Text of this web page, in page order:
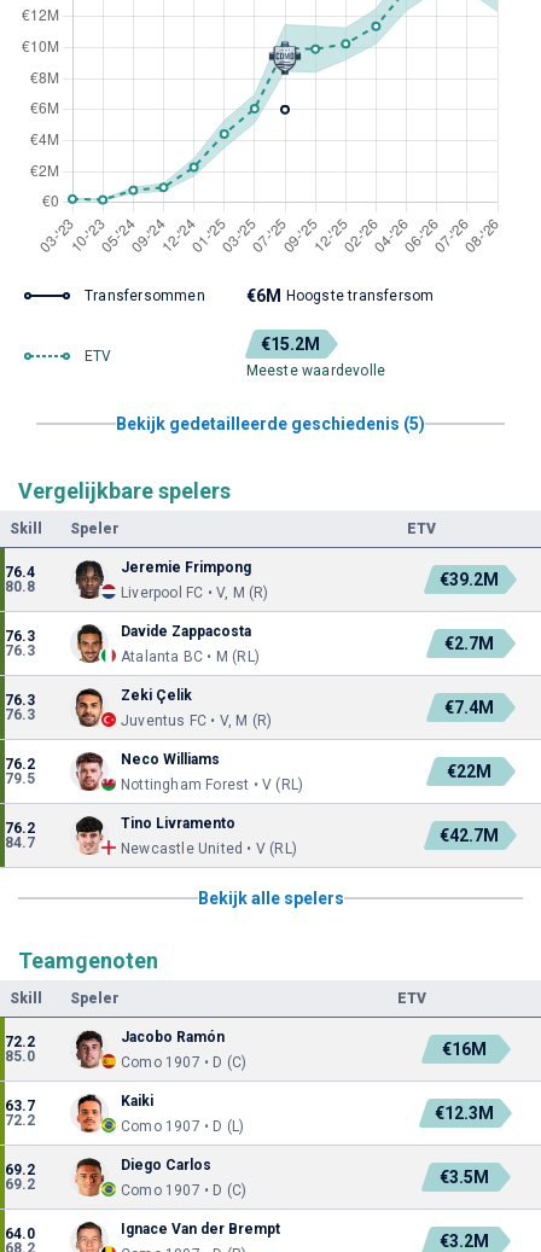
Transfersommen €6M Hoogste transfersom
ETV
€15.2M
Meeste waardevolle
Bekijk gedetailleerde geschiedenis (5)
Vergelijkbare spelers
Skill Speler ETV
76.4
80.8
Jeremie Frimpong
Liverpool FC • V, M (R)
€39.2M
76.3
76.3
Davide Zappacosta
Atalanta BC • M (RL)
€2.7M
76.3
76.3
Zeki Çelik
Juventus FC • V, M (R)
€7.4M
76.2
79.5
Neco Williams
Nottingham Forest • V (RL)
€22M
76.2
84.7
Tino Livramento
Newcastle United • V (RL)
€42.7M
Bekijk alle spelers
Teamgenoten
Skill Speler ETV
72.2
85.0
Jacobo Ramón
Como 1907 • D (C)
€16M
63.7
72.2
Kaiki
Como 1907 • D (L)
€12.3M
69.2
69.2
Diego Carlos
Como 1907 • D (C)
€3.5M
64.0
68.2
Ignace Van der Brempt
€3.2M